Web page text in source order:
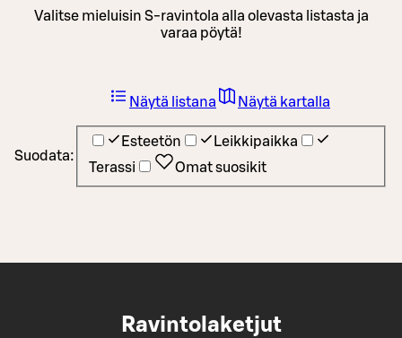
Valitse mieluisin S-ravintola alla olevasta listasta ja
varaa pöytä!
Suodata:
Esteetön
Leikkipaikka
Terassi
Omat suosikit
Näytä listana Näytä kartalla
Ravintolaketjut